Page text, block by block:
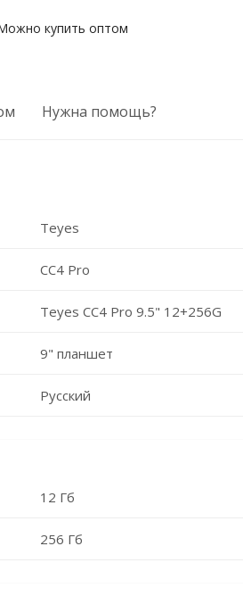
купить оптом
Нужна помощь?
Teyes
CC4 Pro
Teyes CC4 Pro 9.5" 12+256G
9" планшет
Русский
12 Гб
256 Гб